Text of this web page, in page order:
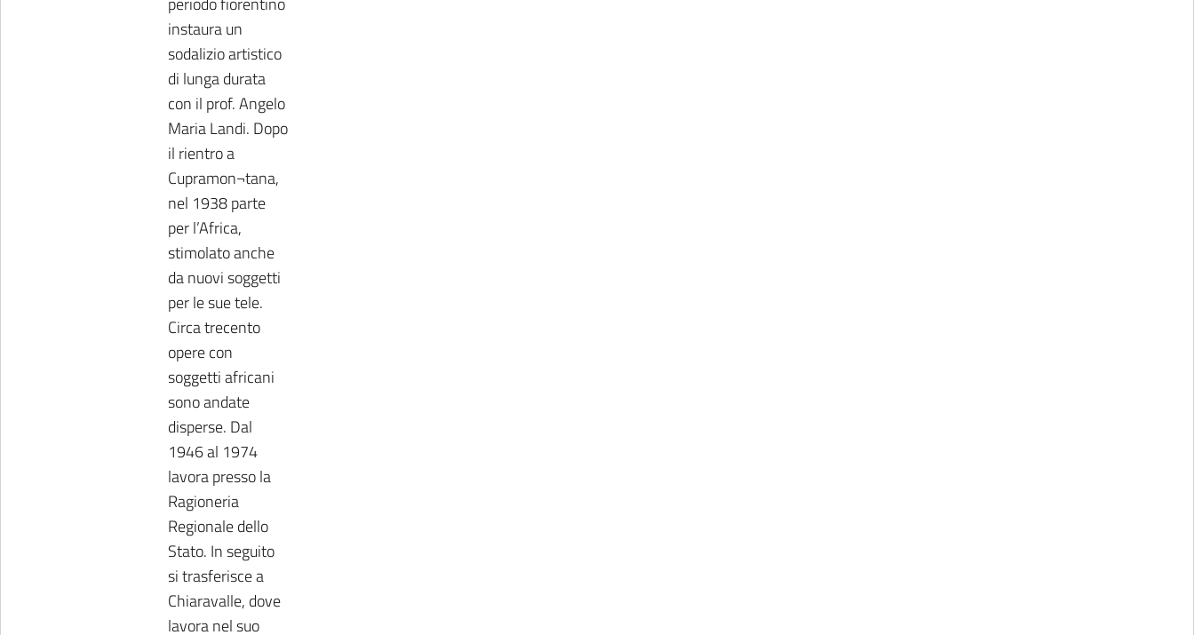
instaura un
sodalizio artistico
di lunga durata
con il prof. Angelo
Maria Landi. Dopo
il rientro a
Cupramon¬tana,
nel 1938 parte
per l’Africa,
stimolato anche
da nuovi soggetti
per le sue tele.
Circa trecento
opere con
soggetti africani
sono andate
disperse. Dal
1946 al 1974
lavora presso la
Ragioneria
Regionale dello
Stato. In seguito
si trasferisce a
Chiaravalle, dove
lavora nel suo